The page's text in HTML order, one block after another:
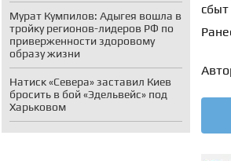
Мурат Кумпилов: Адыгея вошла в
тройку регионов-лидеров РФ по
приверженности здоровому
образу жизни
Натиск «Севера» заставил Киев
бросить в бой «Эдельвейс» под
Харьковом